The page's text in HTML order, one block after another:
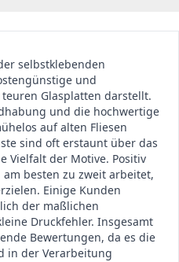
selbstklebenden
und
Glasplatten darstellt.
und die hochwertige
auf alten Fliesen
sind oft erstaunt über das
Vielfalt der Motive. Positiv
besten zu zweit arbeitet,
Einige Kunden
der maßlichen
Druckfehler. Insgesamt
Bewertungen, da es die
in der Verarbeitung